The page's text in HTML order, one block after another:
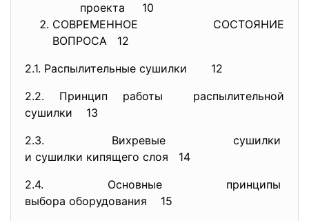
проекта 10
СОВРЕМЕННОЕ СОСТОЯНИЕ
ВОПРОСА 12
2.1. Распылительные сушилки 12
2.2. Принцип работы распылительной
сушилки 13
2.3. Вихревые сушилки
и сушилки кипящего слоя 14
2.4. Основные принципы
выбора оборудования 15